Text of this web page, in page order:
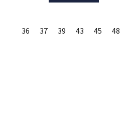
36 37 39 43 45 48